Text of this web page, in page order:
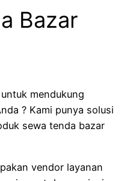
Bazar
mendukung
? Kami punya solusi
sewa tenda bazar
vendor layanan